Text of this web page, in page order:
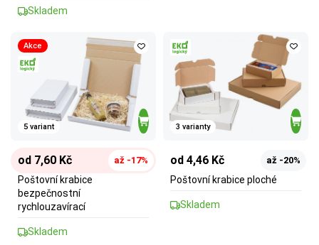
Skladem
Akce
5 variant
od 7,60 Kč až -17%
Poštovní krabice
bezpečnostní
rychlouzavírací
Skladem
3 varianty
od 4,46 Kč až -20%
Poštovní krabice ploché
Skladem